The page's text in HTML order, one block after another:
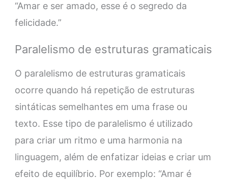
“Amar e ser amado, esse é o segredo da
felicidade.”
Paralelismo de estruturas gramaticais
O paralelismo de estruturas gramaticais
ocorre quando há repetição de estruturas
sintáticas semelhantes em uma frase ou
texto. Esse tipo de paralelismo é utilizado
para criar um ritmo e uma harmonia na
linguagem, além de enfatizar ideias e criar um
efeito de equilíbrio. Por exemplo: “Amar é